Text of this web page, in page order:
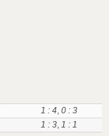
1 : 4, 0 : 3
1 : 3, 1 : 1